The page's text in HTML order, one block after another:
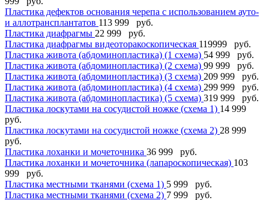
Пластика дефектов основания черепа с использованием ауто-
и аллотрансплантатов 113 999 руб.
Пластика диафрагмы 22 999 руб.
Пластика диафрагмы видеоторакоскопическая 119999 руб.
Пластика живота (абдоминопластика) (1 схема) 54 999 руб.
Пластика живота (абдоминопластика) (2 схема) 99 999 руб.
Пластика живота (абдоминопластика) (3 схема) 209 999 руб.
Пластика живота (абдоминопластика) (4 схема) 299 999 руб.
Пластика живота (абдоминопластика) (5 схема) 319 999 руб.
Пластика лоскутами на сосудистой ножке (схема 1) 14 999
руб.
Пластика лоскутами на сосудистой ножке (схема 2) 28 999
руб.
Пластика лоханки и мочеточника 36 999 руб.
Пластика лоханки и мочеточника (лапароскопическая) 103
999 руб.
Пластика местными тканями (схема 1) 5 999 руб.
Пластика местными тканями (схема 2) 7 999 руб.